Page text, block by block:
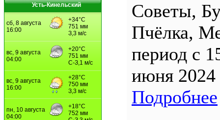
Усть-Кинельский
Советы,
Пчёлка,
период с
июня 2024
Подробнее